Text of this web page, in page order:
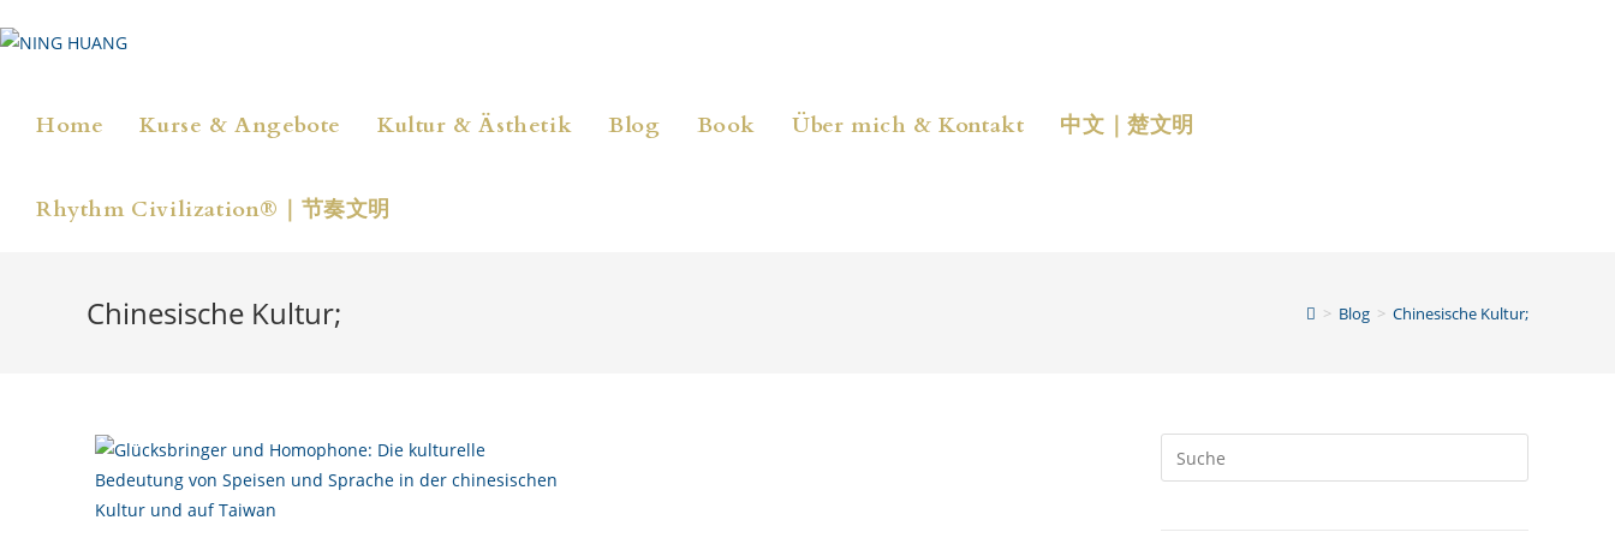
Inhalt
Home Kurse & Angebote Kultur & Ästhetik Blog Book Über mich & Kontakt 中文｜楚文明
Rhythm Civilization®｜节奏文明
Chinesische Kultur; > Blog > Chinesische Kultur;